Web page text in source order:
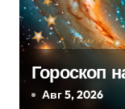
Гороскоп
Авг 5, 2026